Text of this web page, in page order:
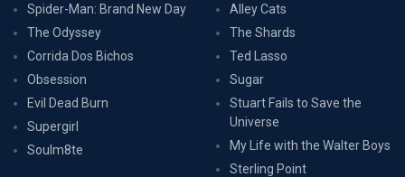
Spider-Man: Brand New Day
The Odyssey
Corrida Dos Bichos
Obsession
Evil Dead Burn
Supergirl
Soulm8te
Alley Cats
The Shards
Ted Lasso
Sugar
Stuart Fails to Save the
Universe
My Life with the Walter Boys
Sterling Point